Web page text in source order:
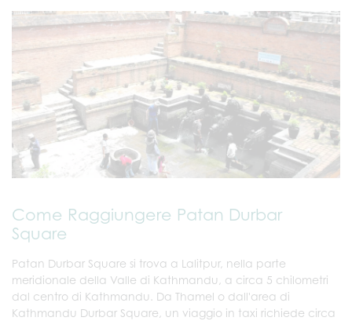
Come Raggiungere Patan Durbar
Square
Patan Durbar Square si trova a Lalitpur, nella parte
meridionale della Valle di Kathmandu, a circa 5 chilometri
dal centro di Kathmandu. Da Thamel o dall'area di
Kathmandu Durbar Square, un viaggio in taxi richiede circa